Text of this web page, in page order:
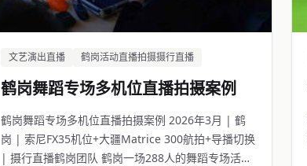
文艺演出直播 鹤岗活动直播拍摄摄行直播
鹤岗舞蹈专场多机位直播拍摄案例
鹤岗舞蹈专场多机位直播拍摄案例 2026年3月 | 鹤
岗 | 索尼FX35机位+大疆Matrice 300航拍+导播切换
| 摄行直播鹤岗团队 鹤岗一场288人的舞蹈专场活